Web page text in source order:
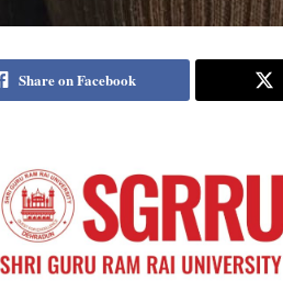
Share on Facebook